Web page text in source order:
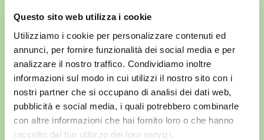
Questo sito web utilizza i cookie
Utilizziamo i cookie per personalizzare contenuti ed
annunci, per fornire funzionalità dei social media e per
analizzare il nostro traffico. Condividiamo inoltre
informazioni sul modo in cui utilizzi il nostro sito con i
nostri partner che si occupano di analisi dei dati web,
pubblicità e social media, i quali potrebbero combinarle
con altre informazioni che hai fornito loro o che hanno
raccolto dal tuo utilizzo dei loro servizi.
Offerta residenziale
Spazi Campus NEST